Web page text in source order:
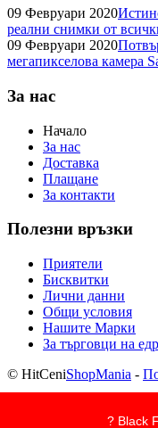
09 Февруари 2020
реални снимки от
09 Февруари 2020
мегапикселова камера
За нас
Начало
За нас
Доставка
Плащане
За контакти
Полезни връзки
Приятели
Бисквитки
Лични данни
Общи условия
Нашите Марки
За търговци на
© HitCeniShopMania -
? Black